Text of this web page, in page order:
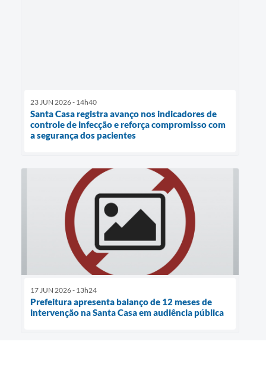
23 JUN 2026 - 14h40
Santa Casa registra avanço nos indicadores de
controle de infecção e reforça compromisso com
a segurança dos pacientes
17 JUN 2026 - 13h24
Prefeitura apresenta balanço de 12 meses de
intervenção na Santa Casa em audiência pública